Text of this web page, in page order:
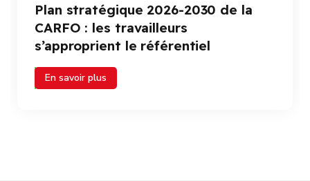
Plan stratégique 2026-2030 de la
CARFO : les travailleurs
s’approprient le référentiel
En savoir plus